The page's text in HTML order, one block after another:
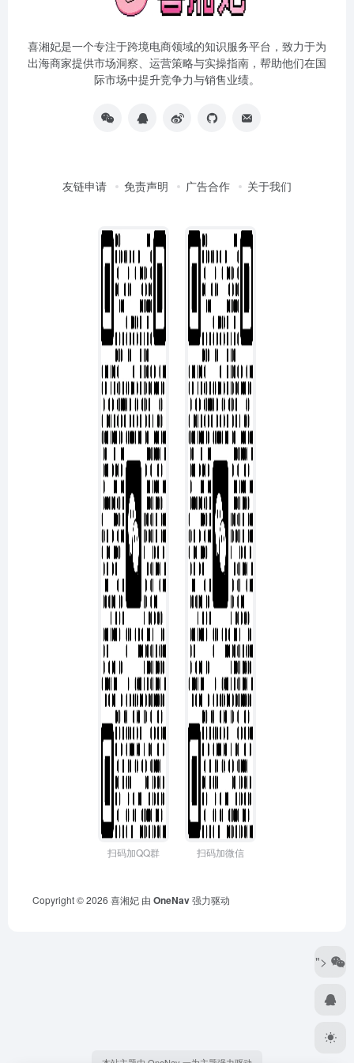
喜湘妃是一个专注于跨境电商领域的知识服务平台，致力于为
出海商家提供市场洞察、运营策略与实操指南，帮助他们在国
际市场中提升竞争力与销售业绩。
友链申请 免责声明 广告合作 关于我们
扫码加QQ群 扫码加微信
Copyright © 2026 喜湘妃 由 OneNav强力驱动
">